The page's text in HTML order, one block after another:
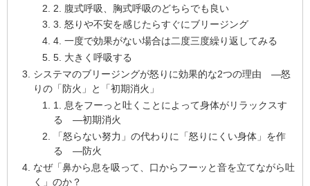
2. 腹式呼吸、胸式呼吸のどちらでも良い
3. 怒りや不安を感じたらすぐにブリージング
4. 一度で効果がない場合は二度三度繰り返してみる
5. 大きく呼吸する
システマのブリージングが怒りに効果的な2つの理由 ―怒
りの「防火」と「初期消火」
1. 息をフーっと吐くことによって身体がリラックスす
る ―初期消火
「怒らない努力」の代わりに「怒りにくい身体」を作
る ―防火
なぜ「鼻から息を吸って、口からフーッと音を立てながら吐
く」のか？